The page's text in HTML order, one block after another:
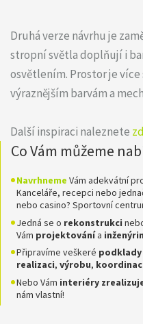
Druhá verze návrhu je
stropní světla doplňují i
osvětlením. Prostor je
výraznějším barvám a
Další inspiraci naleznete
Co Vám můžeme
Navrhneme Vám adekvátní
Kanceláře, recepci nebo
nebo casino? Sportovní
Jedná se o rekonstrukci
Vám projektovánía
Připravíme veškeré
realizaci, výrobu,
Nebo Vám interiéry
nám vlastní!